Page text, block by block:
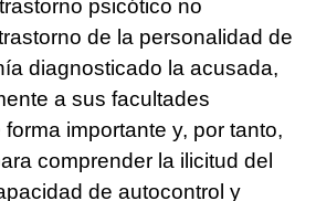
psicótico no
de la personalidad de
diagnosticado la acusada,
a sus facultades
importante y, por tanto,
comprender la ilicitud del
de autocontrol y